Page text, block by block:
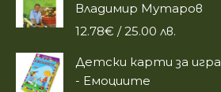
Владимир Мутаров
12.78€ / 25.00 лв.
Детски карти за игра
- Емоциите